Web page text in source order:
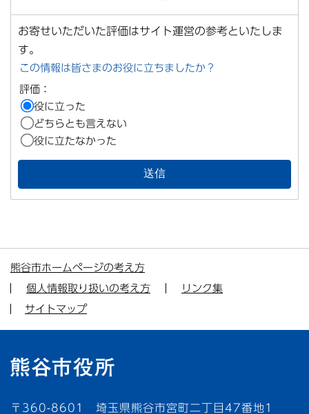
お寄せいただいた評価はサイト運営の参考といたしま
す。
この情報は皆さまのお役に立ちましたか？
評価：
役に立った
どちらとも言えない
役に立たなかった
熊谷市ホームページの考え方
個人情報取り扱いの考え方
リンク集
サイトマップ
〒360-8601 埼玉県熊谷市宮町二丁目47番地1